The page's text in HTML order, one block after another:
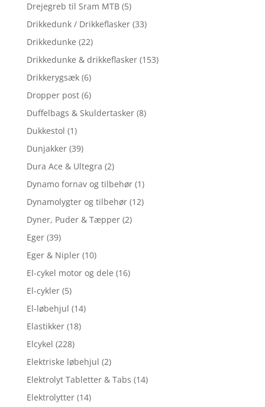
Drejegreb til Sram MTB (5)
Drikkedunk / Drikkeflasker (33)
Drikkedunke (22)
Drikkedunke & drikkeflasker (153)
Drikkerygsæk (6)
Dropper post (6)
Duffelbags & Skuldertasker (8)
Dukkestol (1)
Dunjakker (39)
Dura Ace & Ultegra (2)
Dynamo fornav og tilbehør (1)
Dynamolygter og tilbehør (12)
Dyner, Puder & Tæpper (2)
Eger (39)
Eger & Nipler (10)
El-cykel motor og dele (16)
El-cykler (5)
El-løbehjul (14)
Elastikker (18)
Elcykel (228)
Elektriske løbehjul (2)
Elektrolyt Tabletter & Tabs (14)
Elektrolytter (14)